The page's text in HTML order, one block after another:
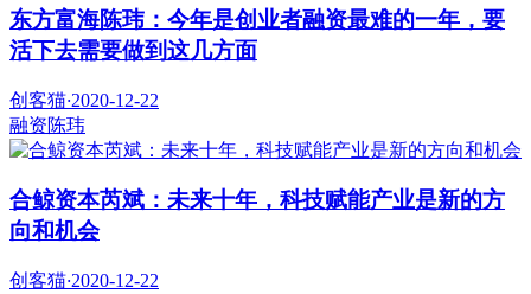
东方富海陈玮：今年是创业者融资最难的一年，要
活下去需要做到这几方面
创客猫·2020-12-22
融资陈玮
合鲸资本芮斌：未来十年，科技赋能产业是新的方
向和机会
创客猫·2020-12-22